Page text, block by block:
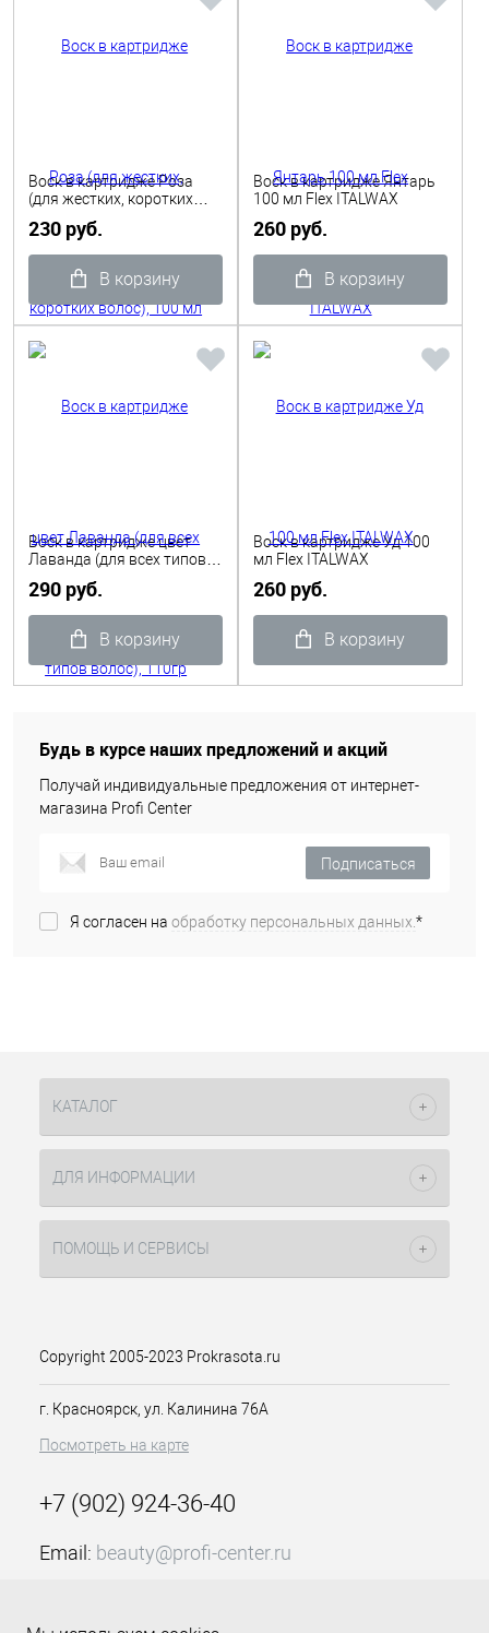
Воск в картридже Роза
(для жестких, коротких
230 руб.
В корзину
Воск в картридже Янтарь
100 мл Flex ITALWAX
260 руб.
В корзину
Воск в картридже цвет
Лаванда (для всех типов
290 руб.
В корзину
Воск в картридже Уд 100
мл Flex ITALWAX
260 руб.
В корзину
Будь в курсе наших предложений и акций
Получай индивидуальные предложения от интернет-
магазина Profi Center
Подписаться
Я согласен на обработку персональных данных.*
КАТАЛОГ
ДЛЯ ИНФОРМАЦИИ
ПОМОЩЬ И СЕРВИСЫ
Copyright 2005-2023 Prokrasota.ru
г. Красноярск, ул. Калинина 76А
Посмотреть на карте
+7 (902) 924-36-40
Email: beauty@profi-center.ru